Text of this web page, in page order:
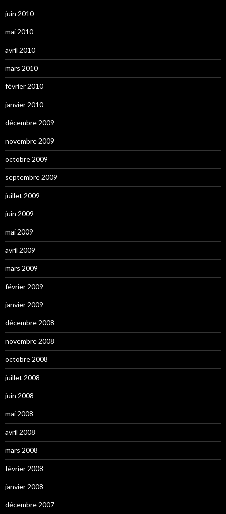
juin 2010
mai 2010
avril 2010
mars 2010
février 2010
janvier 2010
décembre 2009
novembre 2009
octobre 2009
septembre 2009
juillet 2009
juin 2009
mai 2009
avril 2009
mars 2009
février 2009
janvier 2009
décembre 2008
novembre 2008
octobre 2008
juillet 2008
juin 2008
mai 2008
avril 2008
mars 2008
février 2008
janvier 2008
décembre 2007